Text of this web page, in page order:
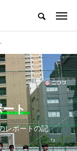
ライター一覧
事
スポーツ」を考
ート
レポートの記